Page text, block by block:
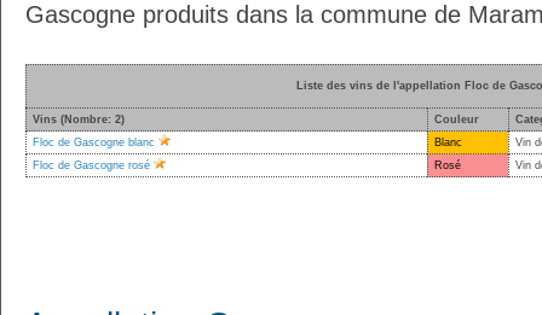
Gascogne produits dans la commune de
Liste des vins de l'appellation Floc de
Vins (Nombre: 2) Couleur
Floc de Gascogne blanc
Blanc
Vin
Floc de Gascogne rosé
Rosé Vin